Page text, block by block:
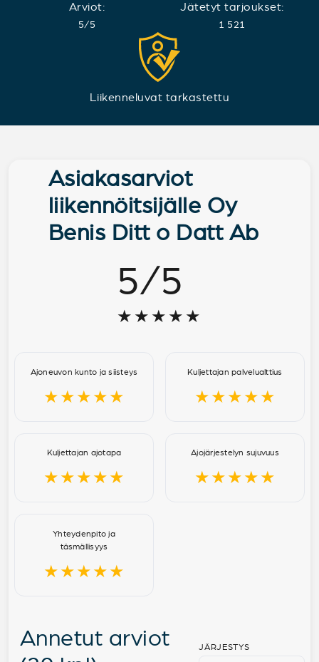
Arviot:
5/5
Jätetyt tarjoukset:
1 521
Liikenneluvat tarkastettu
5/5
★★★★★
Asiakasarviot
liikennöitsijälle Oy
Benis Ditt o Datt Ab
Ajoneuvon kunto ja siisteys
★★★★★
Kuljettajan palvelualttius
★★★★★
Kuljettajan ajotapa
★★★★★
Ajojärjestelyn sujuvuus
★★★★★
Yhteydenpito ja
täsmällisyys
★★★★★
Annetut arviot
JÄRJESTYS